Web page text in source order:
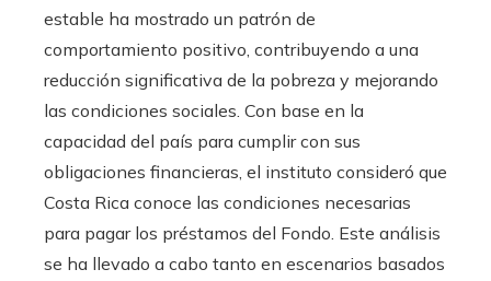
estable ha mostrado un patrón de
comportamiento positivo, contribuyendo a una
reducción significativa de la pobreza y mejorando
las condiciones sociales. Con base en la
capacidad del país para cumplir con sus
obligaciones financieras, el instituto consideró que
Costa Rica conoce las condiciones necesarias
para pagar los préstamos del Fondo. Este análisis
se ha llevado a cabo tanto en escenarios basados